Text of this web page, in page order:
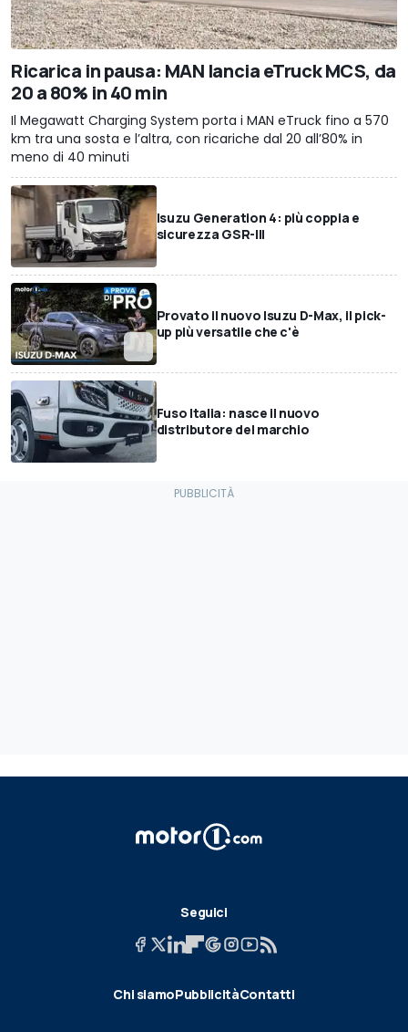
Ricarica in pausa: MAN lancia eTruck MCS, da
20 a 80% in 40 min
Il Megawatt Charging System porta i MAN eTruck fino a 570
km tra una sosta e l’altra, con ricariche dal 20 all’80% in
meno di 40 minuti
Isuzu Generation 4: più coppia e
sicurezza GSR-III
Provato il nuovo Isuzu D-Max, il pick-
up più versatile che c'è
Fuso Italia: nasce il nuovo
distributore del marchio
Seguici
Chi siamoPubblicitàContatti